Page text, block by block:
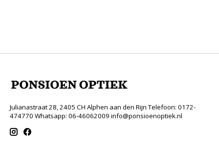
Julianastraat 28, 2405 CH Alphen aan den Rijn Telefoon: 0172-
474770 Whatsapp: 06-46062009 info@ponsioenoptiek.nl